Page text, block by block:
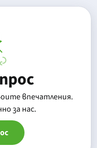
впечатления.
за нас.